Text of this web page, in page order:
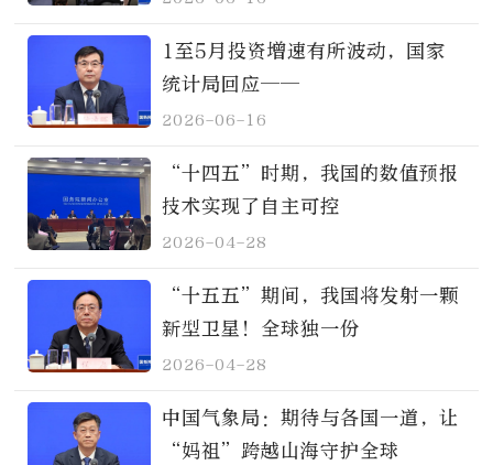
1至5月投资增速有所波动，国家
统计局回应——
2026-06-16
“十四五”时期，我国的数值预报
技术实现了自主可控
2026-04-28
“十五五”期间，我国将发射一颗
新型卫星！全球独一份
2026-04-28
中国气象局：期待与各国一道，让
“妈祖”跨越山海守护全球